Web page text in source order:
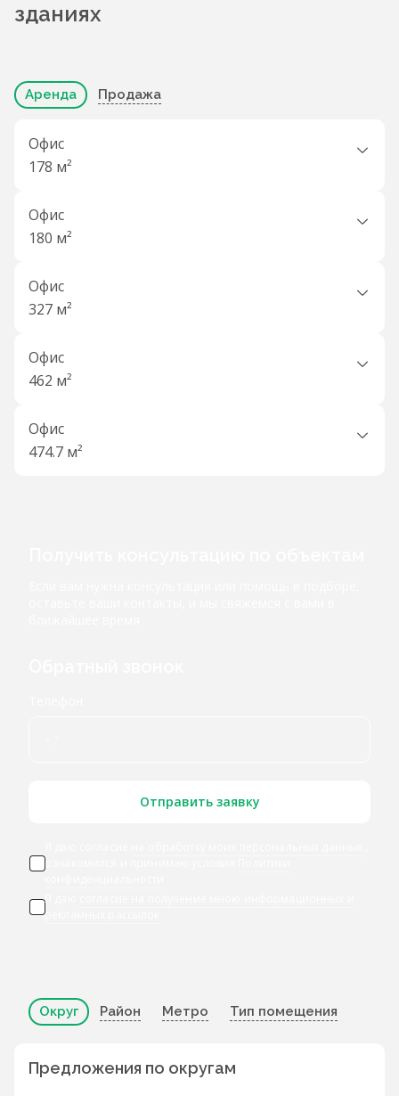
зданиях
Аренда Продажа
Офис
178 м²
Офис
180 м²
Офис
327 м²
Офис
462 м²
Офис
474.7 м²
Отправить заявку
ознакомился и принимаю условия
Я даю
рекламных рассылок
Округ Район Метро Тип помещения
Предложения по округам